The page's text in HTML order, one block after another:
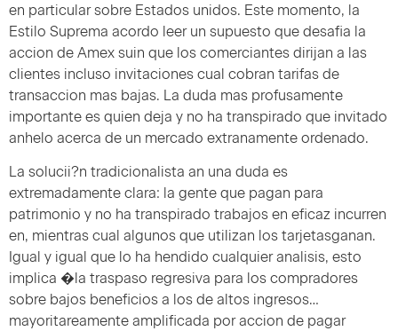
en particular sobre Estados unidos. Este momento, la
Estilo Suprema acordo leer un supuesto que desafia la
accion de Amex suin que los comerciantes dirijan a las
clientes incluso invitaciones cual cobran tarifas de
transaccion mas bajas. La duda mas profusamente
importante es quien deja y no ha transpirado que invitado
anhelo acerca de un mercado extranamente ordenado.
La solucii?n tradicionalista an una duda es
extremadamente clara: la gente que pagan para
patrimonio y no ha transpirado trabajos en eficaz incurren
en, mientras cual algunos que utilizan los tarjetasganan.
Igual y igual que lo ha hendido cualquier analisis, esto
implica �la traspaso regresiva para los compradores
sobre bajos beneficios a los de altos ingresos…
mayoritareamente amplificada por accion de pagar